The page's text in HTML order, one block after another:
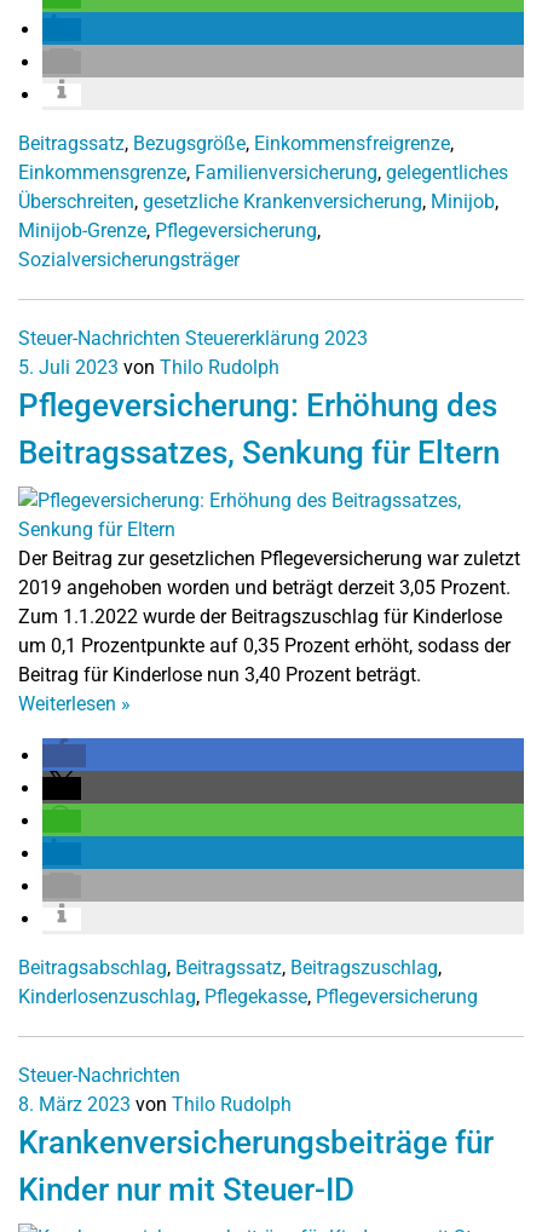
Beitragssatz, Bezugsgröße, Einkommensfreigrenze,
Einkommensgrenze, Familienversicherung, gelegentliches
Überschreiten, gesetzliche Krankenversicherung, Minijob,
Minijob-Grenze, Pflegeversicherung,
Sozialversicherungsträger
Steuer-Nachrichten Steuererklärung 2023
5. Juli 2023 von Thilo Rudolph
Pflegeversicherung: Erhöhung des
Beitragssatzes, Senkung für Eltern
Der Beitrag zur gesetzlichen Pflegeversicherung war zuletzt
2019 angehoben worden und beträgt derzeit 3,05 Prozent.
Zum 1.1.2022 wurde der Beitragszuschlag für Kinderlose
um 0,1 Prozentpunkte auf 0,35 Prozent erhöht, sodass der
Beitrag für Kinderlose nun 3,40 Prozent beträgt.
Weiterlesen »
Beitragsabschlag, Beitragssatz, Beitragszuschlag,
Kinderlosenzuschlag, Pflegekasse, Pflegeversicherung
Steuer-Nachrichten
8. März 2023 von Thilo Rudolph
Krankenversicherungsbeiträge für
Kinder nur mit Steuer-ID